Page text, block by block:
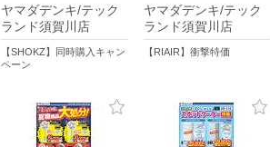
ヤマダデンキ/テック
ランド須賀川店
【SHOKZ】同時購入キャン
ペーン
ヤマダデンキ/テック
ランド須賀川店
【RIAIR】衝撃特価